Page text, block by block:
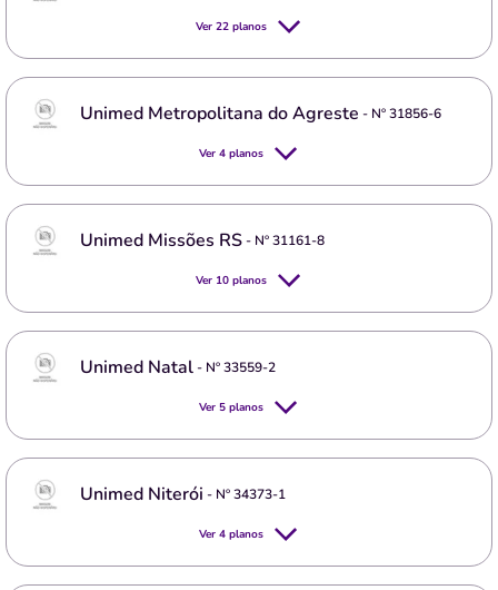
Ver 22 planos
Unimed Metropolitana do Agreste - Nº31856-6
Ver 4 planos
Unimed Missões RS- Nº31161-8
Ver 10 planos
Unimed Natal- Nº33559-2
Ver 5 planos
Unimed Niterói - Nº34373-1
Ver 4 planos